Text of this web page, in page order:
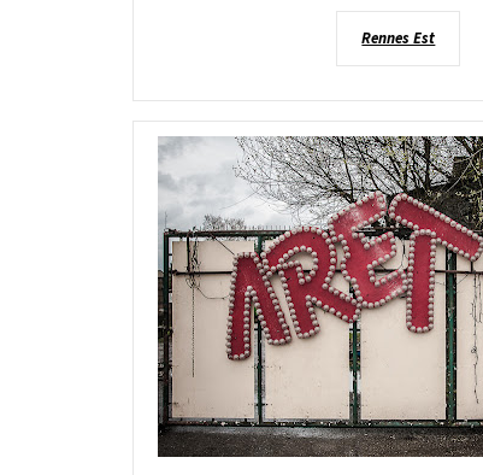
Rennes Est